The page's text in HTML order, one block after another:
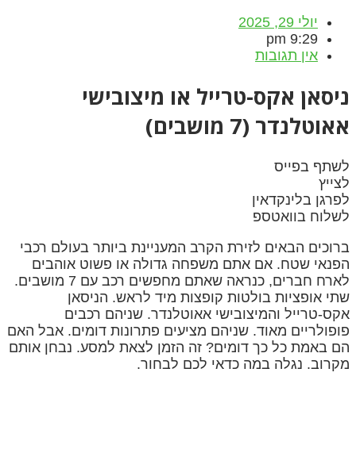
יולי 29, 2025
9:29 pm
אין תגובות
ניסאן אקס-טרייל או מיצובישי
אאוטלנדר (7 מושבים)
לשתף בפייס
לצייץ
לפרגן בלינקדאין
לשלוח בוואטספ
ברוכים הבאים לזירת הקרב המעניינת ביותר בעולם רכבי
הפנאי שטח. אם אתם משפחה גדולה או פשוט אוהבים
לארח חברים, כנראה שאתם מחפשים רכב עם 7 מושבים.
שתי אופציות בולטות קופצות מיד לראש. הניסאן
אקס-טרייל והמיצובישי אאוטלנדר. שניהם רכבים
פופולריים מאוד. שניהם מציעים פתרונות דומים. אבל האם
הם באמת כל כך דומים? זה הזמן לצאת למסע. נבחן אותם
מקרוב. נגלה במה כדאי לכם לבחור.